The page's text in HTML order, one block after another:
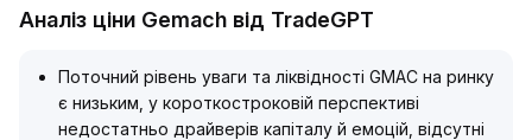
Аналіз ціни Gemach від TradeGPT
Поточний рівень уваги та ліквідності GMAC на ринку
є низьким, у короткостроковій перспективі
недостатньо драйверів капіталу й емоцій, відсутні